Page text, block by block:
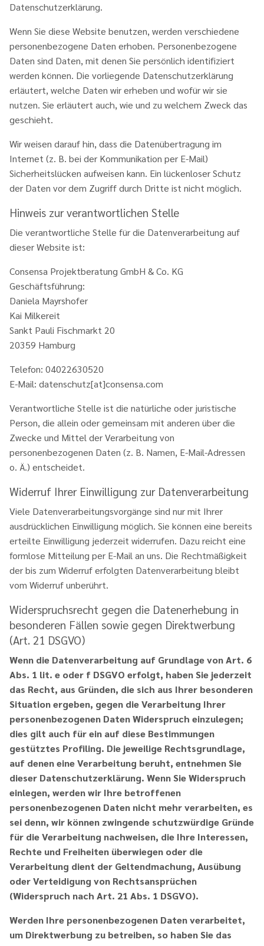
Datenschutzerklärung.
Wenn Sie diese Website benutzen, werden verschiedene
personenbezogene Daten erhoben. Personenbezogene
Daten sind Daten, mit denen Sie persönlich identifiziert
werden können. Die vorliegende Datenschutzerklärung
erläutert, welche Daten wir erheben und wofür wir sie
nutzen. Sie erläutert auch, wie und zu welchem Zweck das
geschieht.
Wir weisen darauf hin, dass die Datenübertragung im
Internet (z. B. bei der Kommunikation per E-Mail)
Sicherheitslücken aufweisen kann. Ein lückenloser Schutz
der Daten vor dem Zugriff durch Dritte ist nicht möglich.
Hinweis zur verantwortlichen Stelle
Die verantwortliche Stelle für die Datenverarbeitung auf
dieser Website ist:
Consensa Projektberatung GmbH & Co. KG
Geschäftsführung:
Daniela Mayrshofer
Kai Milkereit
Sankt Pauli Fischmarkt 20
20359 Hamburg
Telefon: 04022630520
E-Mail: datenschutz[at]consensa.com
Verantwortliche Stelle ist die natürliche oder juristische
Person, die allein oder gemeinsam mit anderen über die
Zwecke und Mittel der Verarbeitung von
personenbezogenen Daten (z. B. Namen, E-Mail-Adressen
o. Ä.) entscheidet.
Widerruf Ihrer Einwilligung zur Datenverarbeitung
Viele Datenverarbeitungsvorgänge sind nur mit Ihrer
ausdrücklichen Einwilligung möglich. Sie können eine bereits
erteilte Einwilligung jederzeit widerrufen. Dazu reicht eine
formlose Mitteilung per E-Mail an uns. Die Rechtmäßigkeit
der bis zum Widerruf erfolgten Datenverarbeitung bleibt
vom Widerruf unberührt.
Widerspruchsrecht gegen die Datenerhebung in
besonderen Fällen sowie gegen Direktwerbung
(Art. 21 DSGVO)
Wenn die Datenverarbeitung auf Grundlage von Art. 6
Abs. 1 lit. e oder f DSGVO erfolgt, haben Sie jederzeit
das Recht, aus Gründen, die sich aus Ihrer besonderen
Situation ergeben, gegen die Verarbeitung Ihrer
personenbezogenen Daten Widerspruch einzulegen;
dies gilt auch für ein auf diese Bestimmungen
gestütztes Profiling. Die jeweilige Rechtsgrundlage,
auf denen eine Verarbeitung beruht, entnehmen Sie
dieser Datenschutzerklärung. Wenn Sie Widerspruch
einlegen, werden wir Ihre betroffenen
personenbezogenen Daten nicht mehr verarbeiten, es
sei denn, wir können zwingende schutzwürdige Gründe
für die Verarbeitung nachweisen, die Ihre Interessen,
Rechte und Freiheiten überwiegen oder die
Verarbeitung dient der Geltendmachung, Ausübung
oder Verteidigung von Rechtsansprüchen
(Widerspruch nach Art. 21 Abs. 1 DSGVO).
Werden Ihre personenbezogenen Daten verarbeitet,
um Direktwerbung zu betreiben, so haben Sie das